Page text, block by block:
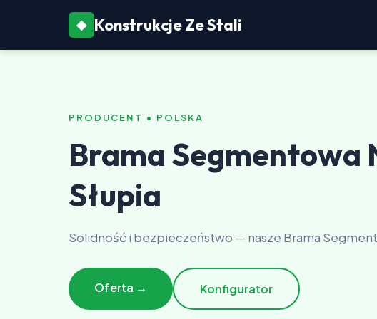
◆ Konstrukcje Ze Stali
PRODUCENT • POLSKA
Brama Segmentowa
Słupia
Solidność i bezpieczeństwo — nasze Brama
Oferta → Konfigurator